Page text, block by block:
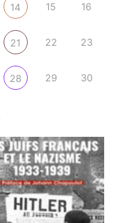
14 15 16
21 22 23
28 29 30